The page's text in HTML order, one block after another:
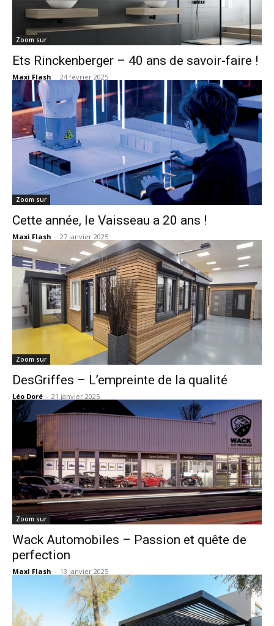
Zoom sur
Ets Rinckenberger – 40 ans de savoir-faire !
Maxi Flash - 24 février 2025
Zoom sur
Cette année, le Vaisseau a 20 ans !
Maxi Flash - 27 janvier 2025
Zoom sur
DesGriffes – L’empreinte de la qualité
Léo Doré - 21 janvier 2025
Zoom sur
Wack Automobiles – Passion et quête de
perfection
Maxi Flash - 13 janvier 2025